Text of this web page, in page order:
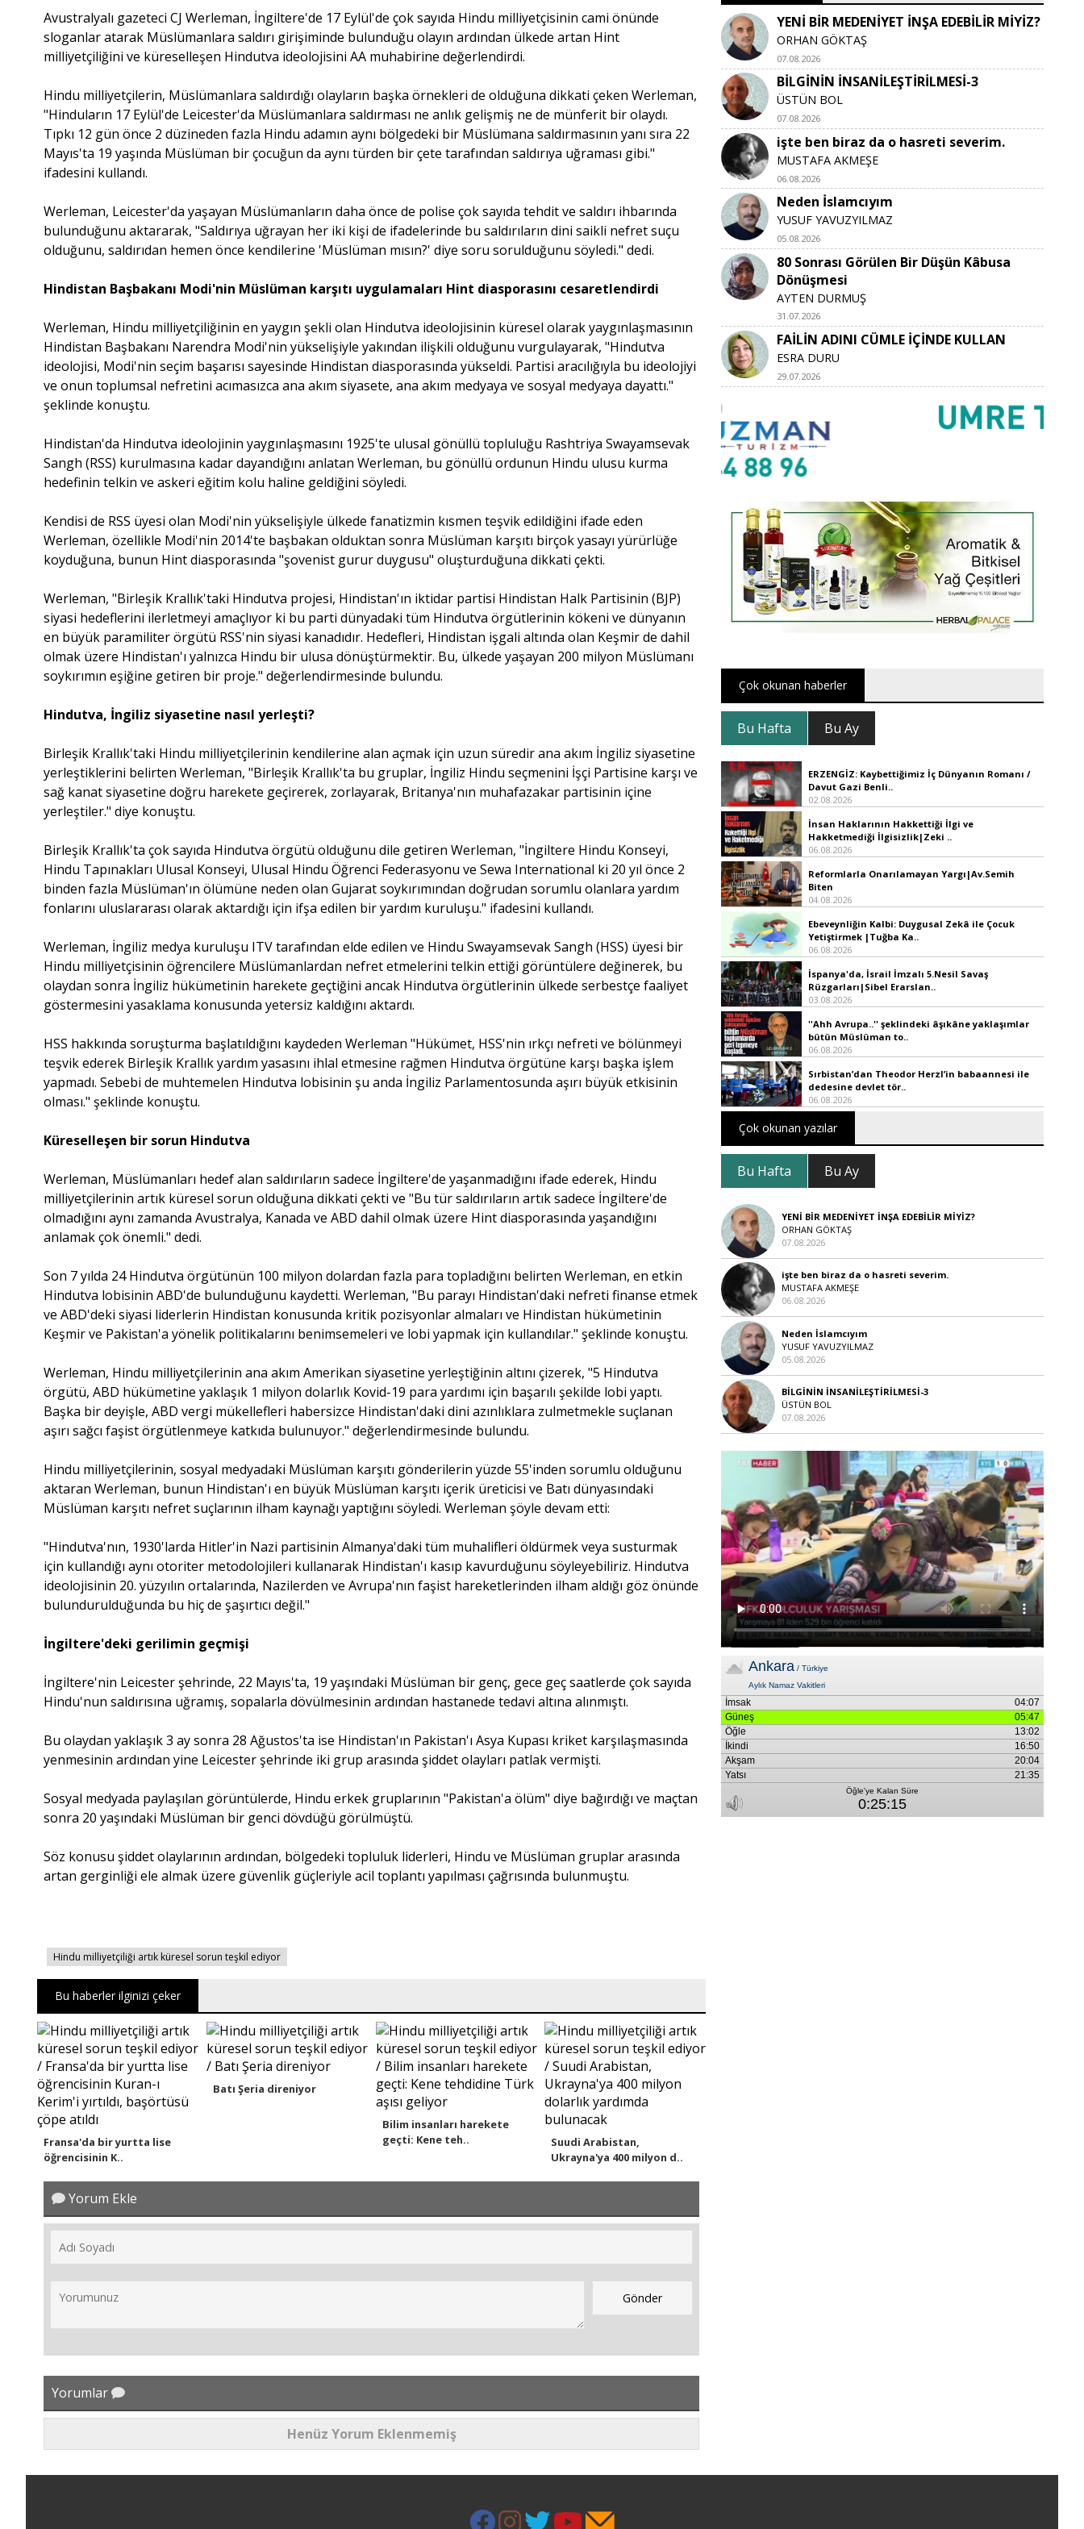
Avustralyalı gazeteci CJ Werleman, İngiltere'de 17 Eylül'de çok sayıda Hindu milliyetçisinin cami önünde
sloganlar atarak Müslümanlara saldırı girişiminde bulunduğu olayın ardından ülkede artan Hint
milliyetçiliğini ve küreselleşen Hindutva ideolojisini AA muhabirine değerlendirdi.
Hindu milliyetçilerin, Müslümanlara saldırdığı olayların başka örnekleri de olduğuna dikkati çeken Werleman,
"Hinduların 17 Eylül'de Leicester'da Müslümanlara saldırması ne anlık gelişmiş ne de münferit bir olaydı.
Tıpkı 12 gün önce 2 düzineden fazla Hindu adamın aynı bölgedeki bir Müslümana saldırmasının yanı sıra 22
Mayıs'ta 19 yaşında Müslüman bir çocuğun da aynı türden bir çete tarafından saldırıya uğraması gibi."
ifadesini kullandı.
Werleman, Leicester'da yaşayan Müslümanların daha önce de polise çok sayıda tehdit ve saldırı ihbarında
bulunduğunu aktararak, "Saldırıya uğrayan her iki kişi de ifadelerinde bu saldırıların dini saikli nefret suçu
olduğunu, saldırıdan hemen önce kendilerine 'Müslüman mısın?' diye soru sorulduğunu söyledi." dedi.
Hindistan Başbakanı Modi'nin Müslüman karşıtı uygulamaları Hint diasporasını cesaretlendirdi
Werleman, Hindu milliyetçiliğinin en yaygın şekli olan Hindutva ideolojisinin küresel olarak yaygınlaşmasının
Hindistan Başbakanı Narendra Modi'nin yükselişiyle yakından ilişkili olduğunu vurgulayarak, "Hindutva
ideolojisi, Modi'nin seçim başarısı sayesinde Hindistan diasporasında yükseldi. Partisi aracılığıyla bu ideolojiyi
ve onun toplumsal nefretini acımasızca ana akım siyasete, ana akım medyaya ve sosyal medyaya dayattı."
şeklinde konuştu.
Hindistan'da Hindutva ideolojinin yaygınlaşmasını 1925'te ulusal gönüllü topluluğu Rashtriya Swayamsevak
Sangh (RSS) kurulmasına kadar dayandığını anlatan Werleman, bu gönüllü ordunun Hindu ulusu kurma
hedefinin telkin ve askeri eğitim kolu haline geldiğini söyledi.
Kendisi de RSS üyesi olan Modi'nin yükselişiyle ülkede fanatizmin kısmen teşvik edildiğini ifade eden
Werleman, özellikle Modi'nin 2014'te başbakan olduktan sonra Müslüman karşıtı birçok yasayı yürürlüğe
koyduğuna, bunun Hint diasporasında "şovenist gurur duygusu" oluşturduğuna dikkati çekti.
Werleman, "Birleşik Krallık'taki Hindutva projesi, Hindistan'ın iktidar partisi Hindistan Halk Partisinin (BJP)
siyasi hedeflerini ilerletmeyi amaçlıyor ki bu parti dünyadaki tüm Hindutva örgütlerinin kökeni ve dünyanın
en büyük paramiliter örgütü RSS'nin siyasi kanadıdır. Hedefleri, Hindistan işgali altında olan Keşmir de dahil
olmak üzere Hindistan'ı yalnızca Hindu bir ulusa dönüştürmektir. Bu, ülkede yaşayan 200 milyon Müslümanı
soykırımın eşiğine getiren bir proje." değerlendirmesinde bulundu.
Hindutva, İngiliz siyasetine nasıl yerleşti?
Birleşik Krallık'taki Hindu milliyetçilerinin kendilerine alan açmak için uzun süredir ana akım İngiliz siyasetine
yerleştiklerini belirten Werleman, "Birleşik Krallık'ta bu gruplar, İngiliz Hindu seçmenini İşçi Partisine karşı ve
sağ kanat siyasetine doğru harekete geçirerek, zorlayarak, Britanya'nın muhafazakar partisinin içine
yerleştiler." diye konuştu.
Birleşik Krallık'ta çok sayıda Hindutva örgütü olduğunu dile getiren Werleman, "İngiltere Hindu Konseyi,
Hindu Tapınakları Ulusal Konseyi, Ulusal Hindu Öğrenci Federasyonu ve Sewa International ki 20 yıl önce 2
binden fazla Müslüman'ın ölümüne neden olan Gujarat soykırımından doğrudan sorumlu olanlara yardım
fonlarını uluslararası olarak aktardığı için ifşa edilen bir yardım kuruluşu." ifadesini kullandı.
Werleman, İngiliz medya kuruluşu ITV tarafından elde edilen ve Hindu Swayamsevak Sangh (HSS) üyesi bir
Hindu milliyetçisinin öğrencilere Müslümanlardan nefret etmelerini telkin ettiği görüntülere değinerek, bu
olaydan sonra İngiliz hükümetinin harekete geçtiğini ancak Hindutva örgütlerinin ülkede serbestçe faaliyet
göstermesini yasaklama konusunda yetersiz kaldığını aktardı.
HSS hakkında soruşturma başlatıldığını kaydeden Werleman "Hükümet, HSS'nin ırkçı nefreti ve bölünmeyi
teşvik ederek Birleşik Krallık yardım yasasını ihlal etmesine rağmen Hindutva örgütüne karşı başka işlem
yapmadı. Sebebi de muhtemelen Hindutva lobisinin şu anda İngiliz Parlamentosunda aşırı büyük etkisinin
olması." şeklinde konuştu.
Küreselleşen bir sorun Hindutva
Werleman, Müslümanları hedef alan saldırıların sadece İngiltere'de yaşanmadığını ifade ederek, Hindu
milliyetçilerinin artık küresel sorun olduğuna dikkati çekti ve "Bu tür saldırıların artık sadece İngiltere'de
olmadığını aynı zamanda Avustralya, Kanada ve ABD dahil olmak üzere Hint diasporasında yaşandığını
anlamak çok önemli." dedi.
Son 7 yılda 24 Hindutva örgütünün 100 milyon dolardan fazla para topladığını belirten Werleman, en etkin
Hindutva lobisinin ABD'de bulunduğunu kaydetti. Werleman, "Bu parayı Hindistan'daki nefreti finanse etmek
ve ABD'deki siyasi liderlerin Hindistan konusunda kritik pozisyonlar almaları ve Hindistan hükümetinin
Keşmir ve Pakistan'a yönelik politikalarını benimsemeleri ve lobi yapmak için kullandılar." şeklinde konuştu.
Werleman, Hindu milliyetçilerinin ana akım Amerikan siyasetine yerleştiğinin altını çizerek, "5 Hindutva
örgütü, ABD hükümetine yaklaşık 1 milyon dolarlık Kovid-19 para yardımı için başarılı şekilde lobi yaptı.
Başka bir deyişle, ABD vergi mükellefleri habersizce Hindistan'daki dini azınlıklara zulmetmekle suçlanan
aşırı sağcı faşist örgütlenmeye katkıda bulunuyor." değerlendirmesinde bulundu.
Hindu milliyetçilerinin, sosyal medyadaki Müslüman karşıtı gönderilerin yüzde 55'inden sorumlu olduğunu
aktaran Werleman, bunun Hindistan'ı en büyük Müslüman karşıtı içerik üreticisi ve Batı dünyasındaki
Müslüman karşıtı nefret suçlarının ilham kaynağı yaptığını söyledi. Werleman şöyle devam etti:
"Hindutva'nın, 1930'larda Hitler'in Nazi partisinin Almanya'daki tüm muhalifleri öldürmek veya susturmak
için kullandığı aynı otoriter metodolojileri kullanarak Hindistan'ı kasıp kavurduğunu söyleyebiliriz. Hindutva
ideolojisinin 20. yüzyılın ortalarında, Nazilerden ve Avrupa'nın faşist hareketlerinden ilham aldığı göz önünde
bulundurulduğunda bu hiç de şaşırtıcı değil."
İngiltere'deki gerilimin geçmişi
İngiltere'nin Leicester şehrinde, 22 Mayıs'ta, 19 yaşındaki Müslüman bir genç, gece geç saatlerde çok sayıda
Hindu'nun saldırısına uğramış, sopalarla dövülmesinin ardından hastanede tedavi altına alınmıştı.
Bu olaydan yaklaşık 3 ay sonra 28 Ağustos'ta ise Hindistan'ın Pakistan'ı Asya Kupası kriket karşılaşmasında
yenmesinin ardından yine Leicester şehrinde iki grup arasında şiddet olayları patlak vermişti.
Sosyal medyada paylaşılan görüntülerde, Hindu erkek gruplarının "Pakistan'a ölüm" diye bağırdığı ve maçtan
sonra 20 yaşındaki Müslüman bir genci dövdüğü görülmüştü.
Söz konusu şiddet olaylarının ardından, bölgedeki topluluk liderleri, Hindu ve Müslüman gruplar arasında
artan gerginliği ele almak üzere güvenlik güçleriyle acil toplantı yapılması çağrısında bulunmuştu.
Hindu milliyetçiliği artık küresel sorun teşkil ediyor
Bu haberler ilginizi çeker
Fransa'da bir yurtta lise
öğrencisinin K..
Batı Şeria direniyor
Bilim insanları harekete
geçti: Kene teh..
Suudi Arabistan,
Ukrayna'ya 400 milyon d..
Yorum Ekle
Yorumlar
Henüz Yorum Eklenmemiş
YENİ BİR MEDENİYET İNŞA EDEBİLİR MİYİZ?
ORHAN GÖKTAŞ
07.08.2026
BİLGİNİN İNSANİLEŞTİRİLMESİ-3
ÜSTÜN BOL
07.08.2026
işte ben biraz da o hasreti severim.
MUSTAFA AKMEŞE
06.08.2026
Neden İslamcıyım
YUSUF YAVUZYILMAZ
05.08.2026
80 Sonrası Görülen Bir Düşün Kâbusa
Dönüşmesi
AYTEN DURMUŞ
31.07.2026
FAİLİN ADINI CÜMLE İÇİNDE KULLAN
ESRA DURU
29.07.2026
Çok okunan haberler
Bu Hafta Bu Ay
ERZENGİZ: Kaybettiğimiz İç Dünyanın Romanı /
Davut Gazi Benli..
02.08.2026
İnsan Haklarının Hakkettiği İlgi ve
Hakketmediği İlgisizlik|Zeki ..
06.08.2026
Reformlarla Onarılamayan Yargı|Av.Semih
Biten
04.08.2026
Ebeveynliğin Kalbi: Duygusal Zekâ ile Çocuk
Yetiştirmek |Tuğba Ka..
06.08.2026
İspanya'da, İsrail İmzalı 5.Nesil Savaş
Rüzgarları|Sibel Erarslan..
03.08.2026
''Ahh Avrupa..'' şeklindeki âşıkâne yaklaşımlar
bütün Müslüman to..
06.08.2026
Sırbistan’dan Theodor Herzl’in babaannesi ile
dedesine devlet tör..
06.08.2026
Çok okunan yazılar
Bu Hafta Bu Ay
YENİ BİR MEDENİYET İNŞA EDEBİLİR MİYİZ?
ORHAN GÖKTAŞ
07.08.2026
işte ben biraz da o hasreti severim.
MUSTAFA AKMEŞE
06.08.2026
Neden İslamcıyım
YUSUF YAVUZYILMAZ
05.08.2026
BİLGİNİN İNSANİLEŞTİRİLMESİ-3
ÜSTÜN BOL
07.08.2026